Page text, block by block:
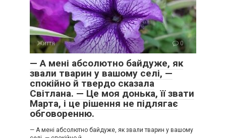
Життя 0
— А мені абсолютно байдуже, як
звали тварин у вашому селі, —
спокійно й твердо сказала
Світлана. — Це моя донька, її звати
Марта, і це рішення не підлягає
обговоренню.
— А мені абсолютно байдуже, як звали тварин у вашому